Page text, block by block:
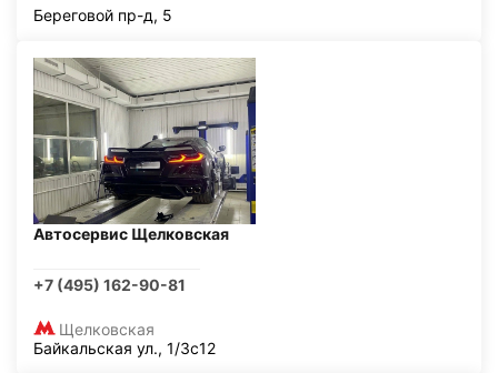
Береговой пр-д, 5
Автосервис Щелковская
+7 (495) 162-90-81
Щелковская
Байкальская ул., 1/3с12